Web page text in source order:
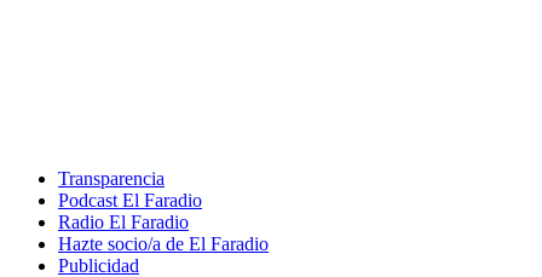
Transparencia
Podcast El Faradio
Radio El Faradio
Hazte socio/a de El Faradio
Publicidad